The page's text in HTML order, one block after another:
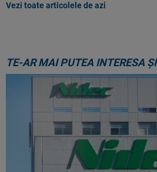
Vezi toate articolele de azi
TE-AR MAI PUTEA INTERESA ȘI